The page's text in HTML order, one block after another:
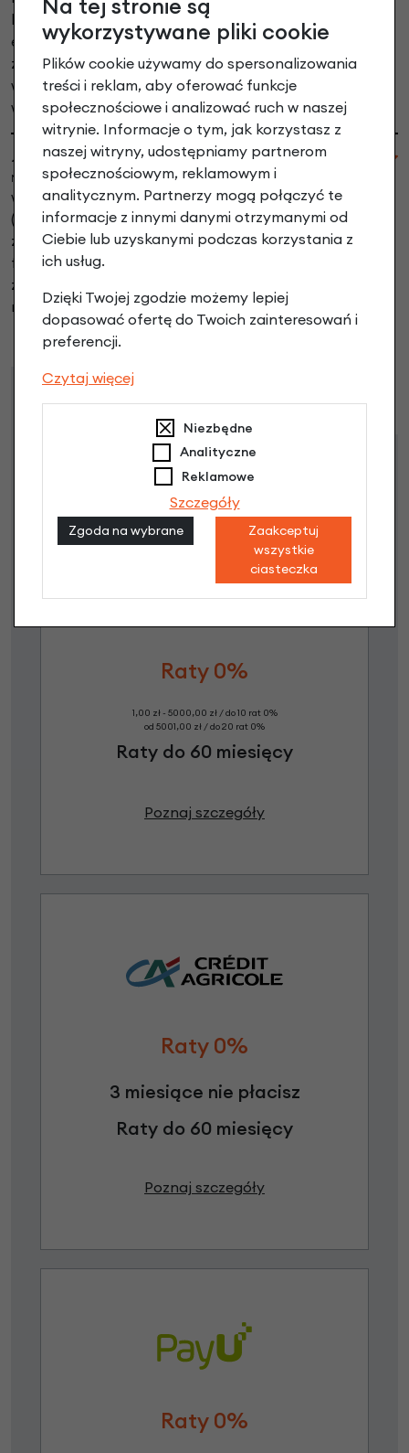
banalna, wystarczy pokręcić tym czerwonym
elementem widocznym na zdjęciu i gotowe. Jak
zauważyłem design fotelika też ma swoje znaczenie,
wzbudza bowiem zainteresowanie innych rodziców,
względnie może to być też uroda mojej córki 😄
~godny polecenia
Niedziela, 01-08-2010 22:48
wygodny fotelik w którym dzieciak może się kimnąć
(12stopni odchylenia, siesta ma 22, ale wg. mnie to 12 w
zupełności wystarcza, pokrętło szybko przesuwa cały
fotelik w górę i w dół). Wprawdzie na zdjęciu przed
zakupem wyglądał bardziej \"wypaśnie\" ale jestem z
niego zadowolony, w 100% spełnia swoją funkcję.
Raty Leasing
Dostępne propozycje
e-raty ?
Raty 0%
1,00 zł - 5000,00 zł / do 10 rat 0%
od 5001,00 zł / do 20 rat 0%
Raty do 60 miesięcy
Poznaj szczegóły
Raty 0%
3 miesiące nie płacisz
Raty do 60 miesięcy
Poznaj szczegóły
Raty 0%
Na tej stronie są
wykorzystywane pliki cookie
Plików cookie używamy do spersonalizowania
treści i reklam, aby oferować funkcje
społecznościowe i analizować ruch w naszej
witrynie. Informacje o tym, jak korzystasz z
naszej witryny, udostępniamy partnerom
społecznościowym, reklamowym i
analitycznym. Partnerzy mogą połączyć te
informacje z innymi danymi otrzymanymi od
Ciebie lub uzyskanymi podczas korzystania z
ich usług.
Dzięki Twojej zgodzie możemy lepiej
dopasować ofertę do Twoich zainteresowań i
preferencji.
Czytaj więcej
Niezbędne
Analityczne
Reklamowe
Szczegóły
Zgoda na wybrane
Zaakceptuj
wszystkie
ciasteczka